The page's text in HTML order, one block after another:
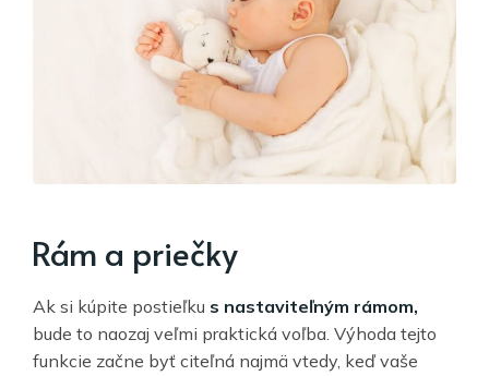
Rám a priečky
Ak si kúpite postieľku s nastaviteľným rámom,
bude to naozaj veľmi praktická voľba. Výhoda tejto
funkcie začne byť citeľná najmä vtedy, keď vaše